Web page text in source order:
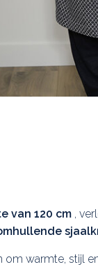
van 120 cm ,
om warmte, stijl